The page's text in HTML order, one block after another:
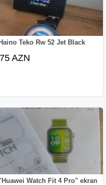
Haino Teko Rw 52 Jet Black
75 AZN
Watch Fit 4 Pro" ekran